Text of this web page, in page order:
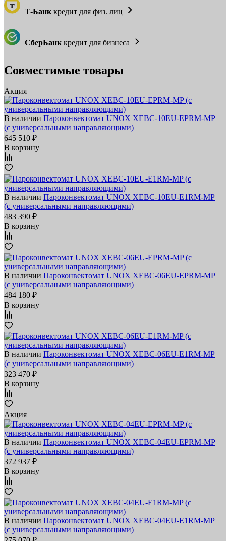
Т-Банк кредит для физ. лиц
СберБанк кредит для бизнеса
Совместимые товары
Акция
В наличии Пароконвектомат UNOX XEBC-10EU-EPRM-MP
(с универсальными направляющими)
645 510 ₽
В корзину
В наличии Пароконвектомат UNOX XEBC-10EU-E1RM-MP
(с универсальными направляющими)
483 390 ₽
В корзину
В наличии Пароконвектомат UNOX XEBC-06EU-EPRM-MP
(с универсальными направляющими)
484 180 ₽
В корзину
В наличии Пароконвектомат UNOX XEBC-06EU-E1RM-MP
(с универсальными направляющими)
323 470 ₽
В корзину
Акция
В наличии Пароконвектомат UNOX XEBC-04EU-EPRM-MP
(с универсальными направляющими)
372 937 ₽
В корзину
В наличии Пароконвектомат UNOX XEBC-04EU-E1RM-MP
(с универсальными направляющими)